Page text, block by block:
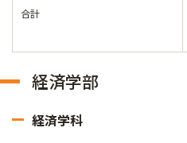
合計
経済学部
経済学科